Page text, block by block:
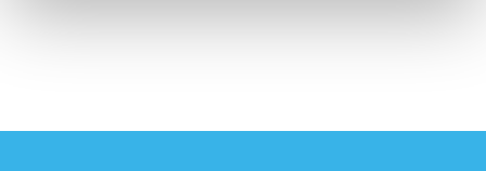
revalidatie bij kinderen/jongeren (nadruk op